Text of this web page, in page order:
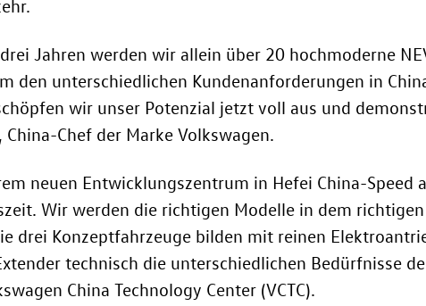
Jahren werden wir allein über 20 hochmoderne
den unterschiedlichen Kundenanforderungen in
wir unser Potenzial jetzt voll aus und
Chef der Marke Volkswagen.
neuen Entwicklungszentrum in Hefei China-
Wir werden die richtigen Modelle in dem
drei Konzeptfahrzeuge bilden mit reinen
technisch die unterschiedlichen Bedürfnisse
China Technology Center (VCTC).